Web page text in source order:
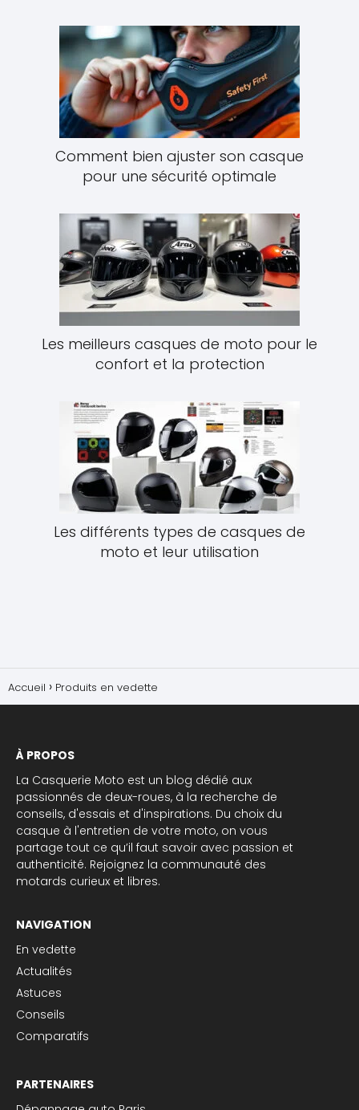
Comment bien ajuster son casque
pour une sécurité optimale
Les meilleurs casques de moto pour le
confort et la protection
Les différents types de casques de
moto et leur utilisation
Accueil Produits en vedette
À PROPOS
La Casquerie Moto est un blog dédié aux
passionnés de deux-roues, à la recherche de
conseils, d'essais et d'inspirations. Du choix du
casque à l'entretien de votre moto, on vous
partage tout ce qu’il faut savoir avec passion et
authenticité. Rejoignez la communauté des
motards curieux et libres.
NAVIGATION
En vedette
Actualités
Astuces
Conseils
Comparatifs
PARTENAIRES